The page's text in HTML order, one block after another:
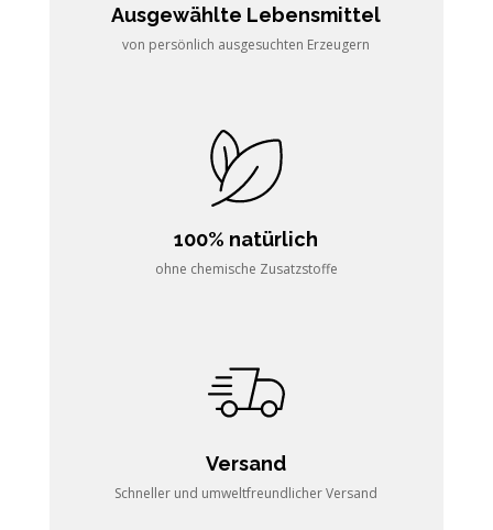
Ausgewählte Lebensmittel
von persönlich ausgesuchten Erzeugern
100% natürlich
ohne chemische Zusatzstoffe
Versand
Schneller und umweltfreundlicher Versand